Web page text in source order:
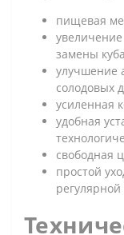
пищевая
замены
улучшение
солодовых
усиленная
удобная
свободная
простой
регулярной